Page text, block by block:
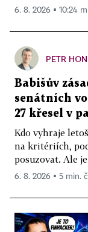
6. 8. 2026 ▪ 10:24
PETR
Babišův
senátních
27 křesel v
Kdo vyhraje
na kritériích,
posuzovat. Ale
6. 8. 2026 ▪ 5 min.